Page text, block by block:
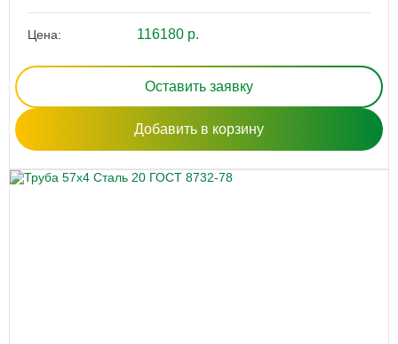
Цена: 116180 р.
Оставить заявку
Добавить в корзину